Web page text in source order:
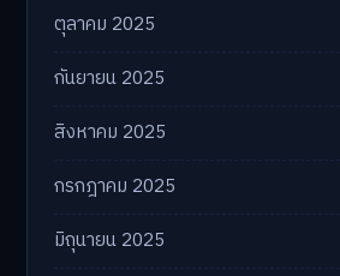
ตุลาคม 2025
กันยายน 2025
สิงหาคม 2025
กรกฎาคม 2025
มิถุนายน 2025